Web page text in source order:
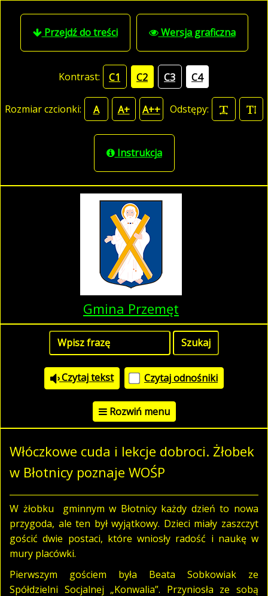
Przejdź do treści Wersja graficzna
Kontrast: C1 C2 C3 C4
Rozmiar czcionki: A A+ A++ Odstępy:
Instrukcja
Gmina Przemęt
Czytaj tekst Czytaj odnośniki
Rozwiń menu
Włóczkowe cuda i lekcje dobroci. Żłobek
w Błotnicy poznaje WOŚP
W żłobku gminnym w Błotnicy każdy dzień to nowa
przygoda, ale ten był wyjątkowy. Dzieci miały zaszczyt
gościć dwie postaci, które wniosły radość i naukę w
mury placówki.
Pierwszym gościem była Beata Sobkowiak ze
Spółdzielni Socjalnej „Konwalia”. Przyniosła ze sobą